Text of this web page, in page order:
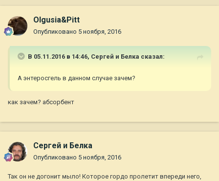
Olgusia&Pitt
Опубликовано 5 ноября, 2016
В 05.11.2016 в 14:46, Сергей и Белка сказал:
А энтеросгель в данном случае зачем?
как зачем? абсорбент
Сергей и Белка
Опубликовано 5 ноября, 2016
Так он не догонит мыло! Которое гордо пролетит впереди него,